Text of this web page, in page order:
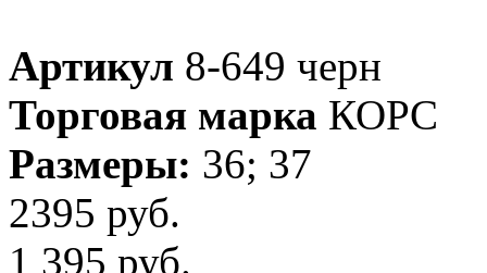
Артикул 8-649 черн
Торговая марка КОРС
Размеры: 36; 37
2395 руб.
1 395 руб.